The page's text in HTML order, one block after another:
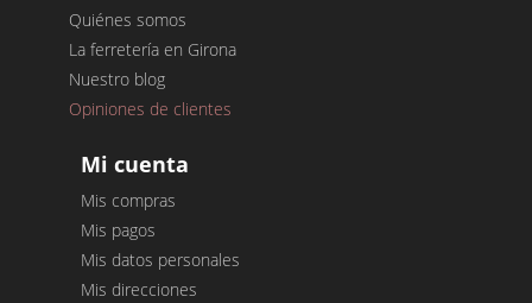
Quiénes somos
La ferretería en Girona
Nuestro blog
Opiniones de clientes
Mi cuenta
Mis compras
Mis pagos
Mis datos personales
Mis direcciones